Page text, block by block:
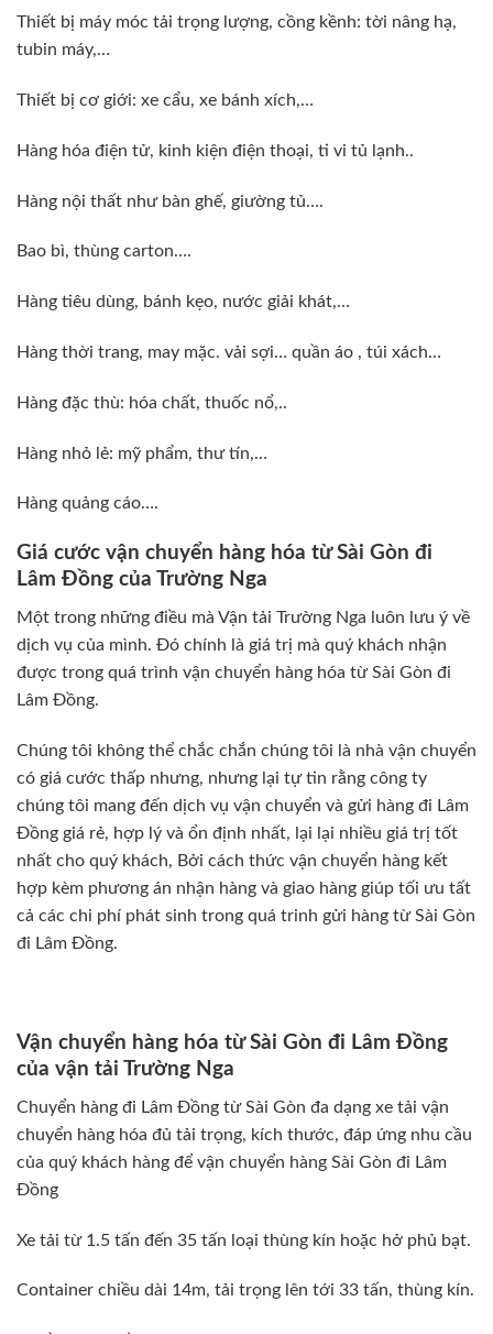
Thiết bị máy móc tải trọng lượng, cồng kềnh: tời nâng hạ,
tubin máy,…
Thiết bị cơ giới: xe cẩu, xe bánh xích,…
Hàng hóa điện tử, kinh kiện điện thoại, ti vi tủ lạnh..
Hàng nội thất như bàn ghế, giường tủ….
Bao bì, thùng carton….
Hàng tiêu dùng, bánh kẹo, nước giải khát,…
Hàng thời trang, may mặc. vải sợi… quần áo , túi xách…
Hàng đặc thù: hóa chất, thuốc nổ,..
Hàng nhỏ lẻ: mỹ phẩm, thư tín,…
Hàng quảng cáo….
Giá cước vận chuyển hàng hóa từ Sài Gòn đi
Lâm Đồng của Trường Nga
Một trong những điều mà Vận tải Trường Nga luôn lưu ý về
dịch vụ của mình. Đó chính là giá trị mà quý khách nhận
được trong quá trình vận chuyển hàng hóa từ Sài Gòn đi
Lâm Đồng.
Chúng tôi không thể chắc chắn chúng tôi là nhà vận chuyển
có giá cước thấp nhưng, nhưng lại tự tin rằng công ty
chúng tôi mang đến dịch vụ vận chuyển và gửi hàng đi Lâm
Đồng giá rẻ, hợp lý và ổn định nhất, lại lại nhiều giá trị tốt
nhất cho quý khách, Bởi cách thức vận chuyển hàng kết
hợp kèm phương án nhận hàng và giao hàng giúp tối ưu tất
cả các chi phí phát sinh trong quá trinh gửi hàng từ Sài Gòn
đi Lâm Đồng.
Vận chuyển hàng hóa từ Sài Gòn đi Lâm Đồng
của vận tải Trường Nga
Chuyển hàng đi Lâm Đồng từ Sài Gòn đa dạng xe tải vận
chuyển hàng hóa đủ tải trọng, kích thước, đáp ứng nhu cầu
của quý khách hàng để vận chuyển hàng Sài Gòn đi Lâm
Đồng
Xe tải từ 1.5 tấn đến 35 tấn loại thùng kín hoặc hở phủ bạt.
Container chiều dài 14m, tải trọng lên tới 33 tấn, thùng kín.